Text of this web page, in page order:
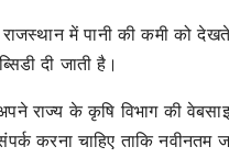
में पानी की कमी को
दी जाती है।
राज्य के कृषि विभाग की
करना चाहिए ताकि नवीनतम